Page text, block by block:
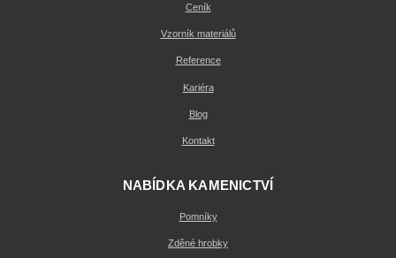
Ceník
Vzorník materiálů
Reference
Kariéra
Blog
Kontakt
NABÍDKA KAMENICTVÍ
Pomníky
Zděné hrobky